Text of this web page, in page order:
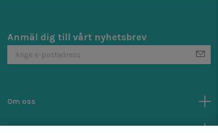
Anmäl dig till vårt nyhetsbrev
Om oss